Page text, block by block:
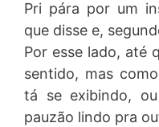
Pri pára por um
que disse e,
Por esse lado, até
sentido, mas
tá se exibindo,
pauzão lindo pra